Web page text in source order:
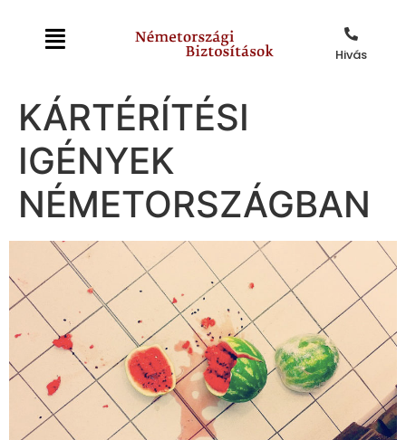
Hivás
KÁRTÉRÍTÉSI
IGÉNYEK
NÉMETORSZÁGBAN